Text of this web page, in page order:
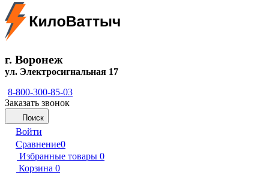
г. Воронеж
ул. Электросигнальная 17
8-800-300-85-03
Заказать звонок
Поиск
Войти
Сравнение0
Избранные товары 0
Корзина 0